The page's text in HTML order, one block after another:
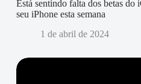
Está sentindo falta dos betas do
seu iPhone esta semana
1 de abril de 2024